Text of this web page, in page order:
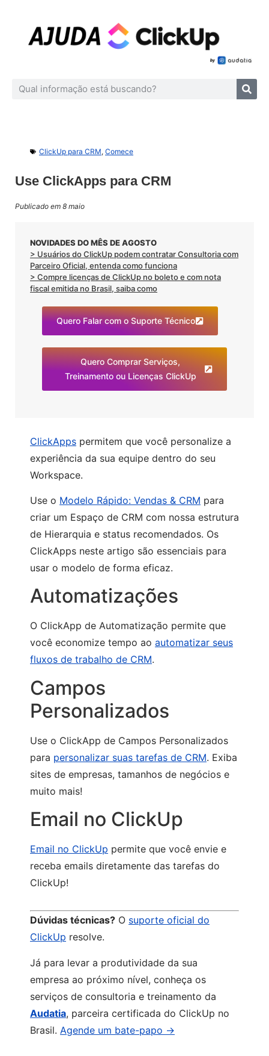
ClickUp para CRM, Comece
Use ClickApps para CRM
Publicado em 8 maio
NOVIDADES DO MÊS DE AGOSTO
> Usuários do ClickUp podem contratar Consultoria com
Parceiro Oficial, entenda como funciona
> Compre licenças de ClickUp no boleto e com nota
fiscal emitida no Brasil, saiba como
Quero Falar com o Suporte Técnico
Quero Comprar Serviços,
Treinamento ou Licenças ClickUp
ClickApps permitem que você personalize a
experiência da sua equipe dentro do seu
Workspace.
Use o Modelo Rápido: Vendas & CRM para
criar um Espaço de CRM com nossa estrutura
de Hierarquia e status recomendados. Os
ClickApps neste artigo são essenciais para
usar o modelo de forma eficaz.
Automatizações
O ClickApp de Automatização permite que
você economize tempo ao automatizar seus
fluxos de trabalho de CRM.
Campos
Personalizados
Use o ClickApp de Campos Personalizados
para personalizar suas tarefas de CRM. Exiba
sites de empresas, tamanhos de negócios e
muito mais!
Email no ClickUp
Email no ClickUp permite que você envie e
receba emails diretamente das tarefas do
ClickUp!
Dúvidas técnicas? O suporte oficial do
ClickUp resolve.
Já para levar a produtividade da sua
empresa ao próximo nível, conheça os
serviços de consultoria e treinamento da
Audatia, parceira certificada do ClickUp no
Brasil. Agende um bate-papo →